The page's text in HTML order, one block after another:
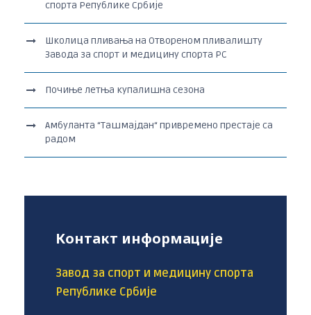
спорта Републике Србије
Школица пливања на Отвореном пливалишту
Завода за спорт и медицину спорта РС
Почиње летња купалишна сезона
Амбуланта “Ташмајдан“ привремено престаје са
радом
Контакт информације
Завод за спорт и медицину спорта
Републике Србије